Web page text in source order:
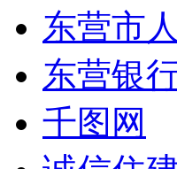
东营市
东营银
千图网